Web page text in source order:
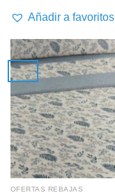
Añadir a favoritos
OFERTAS REBAJAS